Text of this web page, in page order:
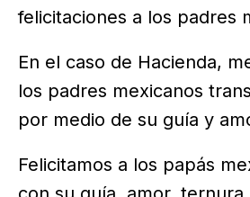
felicitaciones a los padres
En el caso de Hacienda,
los padres mexicanos
por medio de su guía y
Felicitamos a los papás